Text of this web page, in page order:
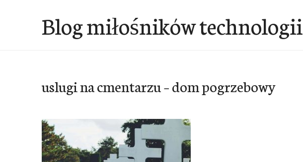
Blog miłośników technologii
uslugi na cmentarzu – dom pogrzebowy